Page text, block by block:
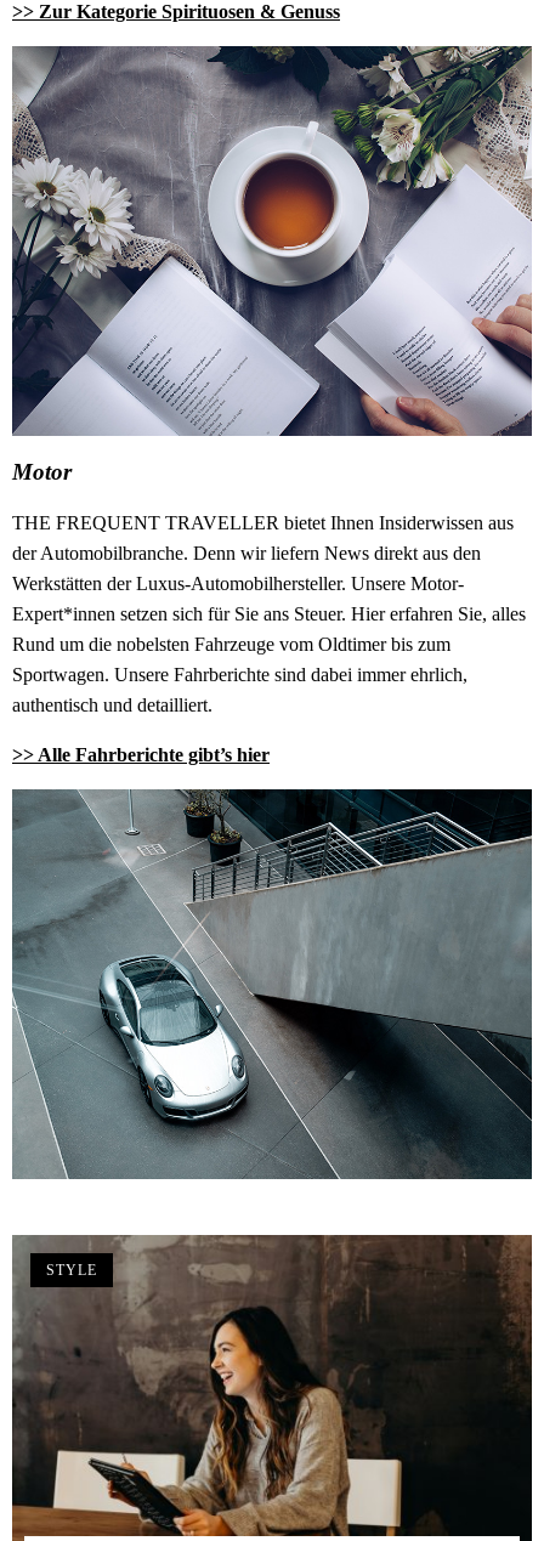
>> Zur Kategorie Spirituosen & Genuss
Motor
THE FREQUENT TRAVELLER bietet Ihnen Insiderwissen aus
der Automobilbranche. Denn wir liefern News direkt aus den
Werkstätten der Luxus-Automobilhersteller. Unsere Motor-
Expert*innen setzen sich für Sie ans Steuer. Hier erfahren Sie, alles
Rund um die nobelsten Fahrzeuge vom Oldtimer bis zum
Sportwagen. Unsere Fahrberichte sind dabei immer ehrlich,
authentisch und detailliert.
>> Alle Fahrberichte gibt’s hier
STYLE